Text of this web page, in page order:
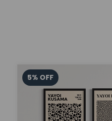
5% OFF